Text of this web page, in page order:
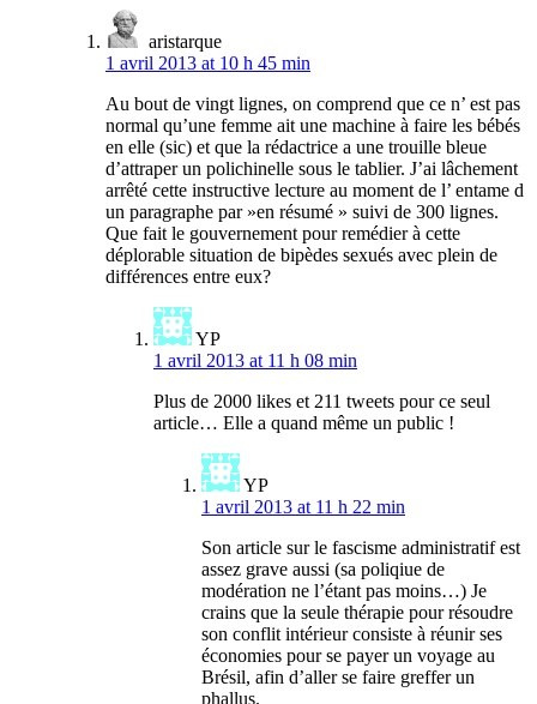
aristarque
1 avril 2013 at 10 h 45 min
Au bout de vingt lignes, on comprend que ce n’ est pas
normal qu’une femme ait une machine à faire les bébés
en elle (sic) et que la rédactrice a une trouille bleue
d’attraper un polichinelle sous le tablier. J’ai lâchement
arrêté cette instructive lecture au moment de l’ entame d
un paragraphe par »en résumé » suivi de 300 lignes.
Que fait le gouvernement pour remédier à cette
déplorable situation de bipèdes sexués avec plein de
différences entre eux?
YP
1 avril 2013 at 11 h 08 min
Plus de 2000 likes et 211 tweets pour ce seul
article… Elle a quand même un public !
YP
1 avril 2013 at 11 h 22 min
Son article sur le fascisme administratif est
assez grave aussi (sa poliqiue de
modération ne l’étant pas moins…) Je
crains que la seule thérapie pour résoudre
son conflit intérieur consiste à réunir ses
économies pour se payer un voyage au
Brésil, afin d’aller se faire greffer un
phallus.